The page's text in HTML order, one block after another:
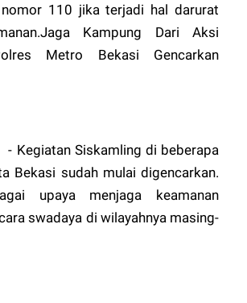
110 jika terjadi hal darurat
Kampung Dari Aksi
Metro Bekasi Gencarkan
- Kegiatan Siskamling di beberapa
Bekasi sudah mulai digencarkan.
upaya menjaga keamanan
swadaya di wilayahnya masing-